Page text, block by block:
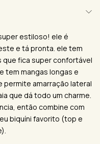
estiloso! ele é
e tá pronta. ele tem
que fica super confortável
tem mangas longas e
permite amarração lateral
que dá todo um charme.
então combine com
biquíni favorito (top e